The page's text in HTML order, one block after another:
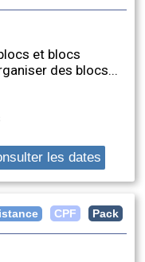
et blocs
des blocs...
les dates
CPF Pack